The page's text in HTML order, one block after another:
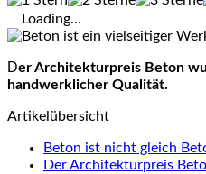
Loading...
Der Architekturpreis Beton wurde in diesem Jahr zum 19. Mal verliehen. Die Auswahl war für die Jury nicht einfach. Die Gewinner überzeugten mit ungewöhnlichen Lösungen von hoher
handwerklicher Qualität.
Artikelübersicht
Beton ist nicht gleich
Der Architekturpreis